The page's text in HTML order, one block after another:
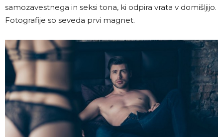
samozavestnega in seksi tona, ki odpira vrata v domišljijo.
Fotografije so seveda prvi magnet.